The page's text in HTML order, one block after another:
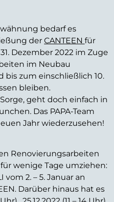
bedarf es
der CANTEEN für
Dezember 2022 im Zuge
im Neubau
bis zum einschließlich 10.
bleiben.
geht doch einfach in
Das PAPA-Team
Jahr wiederzusehen!
Renovierungsarbeiten
für wenige Tage umziehen:
vom 2. – 5. Januar an
Darüber hinaus hat es